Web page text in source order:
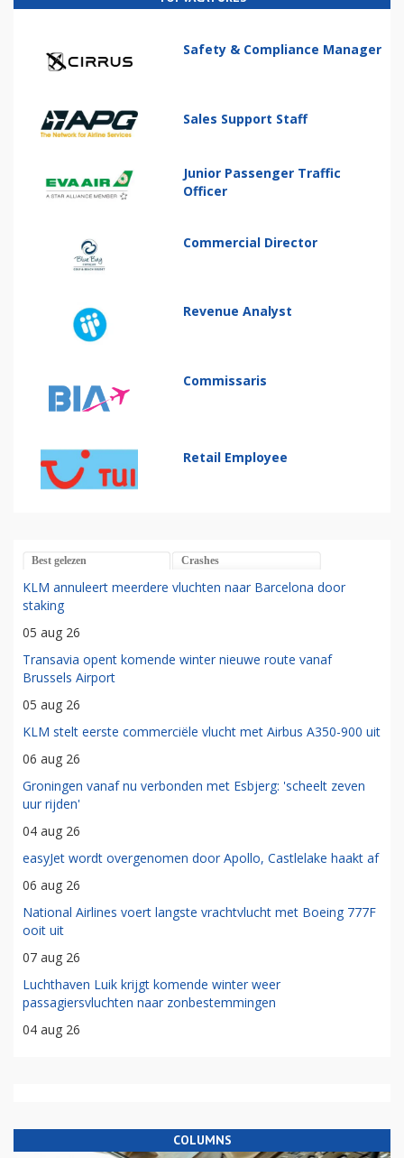
Safety & Compliance Manager
Sales Support Staff
Junior Passenger Traffic
Officer
Commercial Director
Revenue Analyst
Commissaris
Retail Employee
Best gelezen Crashes
KLM annuleert meerdere vluchten naar Barcelona door
staking
05 aug 26
Transavia opent komende winter nieuwe route vanaf
Brussels Airport
05 aug 26
KLM stelt eerste commerciële vlucht met Airbus A350-900 uit
06 aug 26
Groningen vanaf nu verbonden met Esbjerg: 'scheelt zeven
uur rijden'
04 aug 26
easyJet wordt overgenomen door Apollo, Castlelake haakt af
06 aug 26
National Airlines voert langste vrachtvlucht met Boeing 777F
ooit uit
07 aug 26
Luchthaven Luik krijgt komende winter weer
passagiersvluchten naar zonbestemmingen
04 aug 26
COLUMNS